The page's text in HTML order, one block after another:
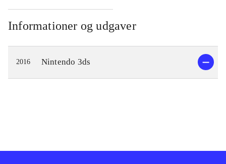
Informationer og udgaver
2016 Nintendo 3ds